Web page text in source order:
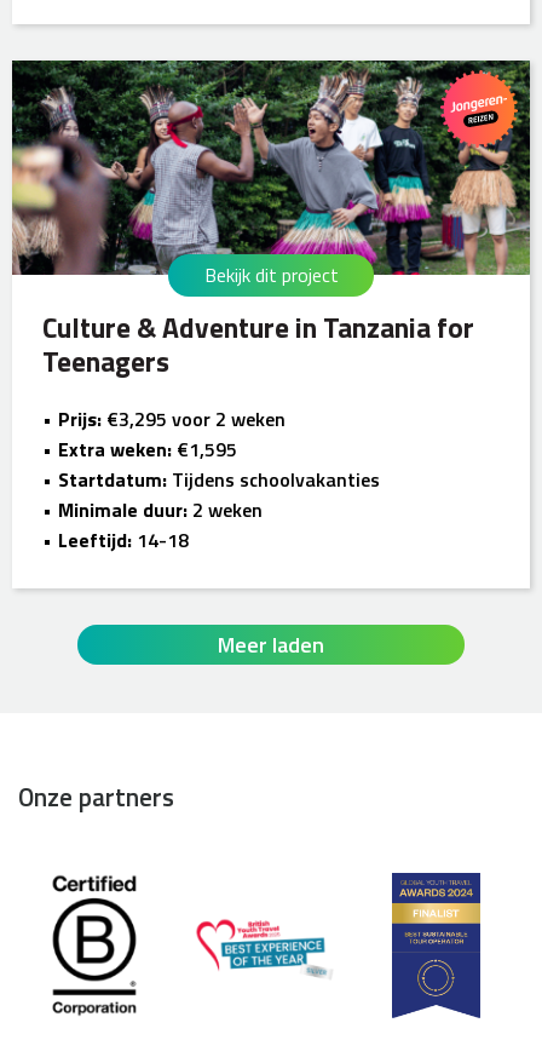
Culture & Adventure in Tanzania for
Teenagers
Bekijk dit project
Prijs: €3,295 voor 2 weken
Extra weken: €1,595
Startdatum: Tijdens schoolvakanties
Minimale duur: 2 weken
Leeftijd: 14-18
Meer laden
Onze partners